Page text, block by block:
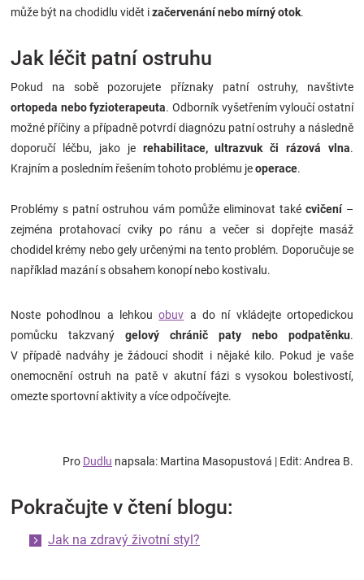
může být na chodidlu vidět izačervenání nebo mírný otok.
Jak léčit patní ostruhu
Pokud na sobě pozorujete příznaky patní ostruhy, navštivte
ortopeda nebo fyzioterapeuta. Odborník vyšetřením vyloučí ostatní
možné příčiny a případně potvrdí diagnózu patní ostruhy a následně
doporučí léčbu, jako jerehabilitace, ultrazvuk či rázová vlna.
Krajním a posledním řešením tohoto problému jeoperace.
Problémy s patní ostruhou vám pomůže eliminovat také cvičení–
zejména protahovací cviky po ránu a večer si dopřejte masáž
chodidel krémy nebo gely určenými na tento problém. Doporučuje se
například mazání s obsahem konopí nebo kostivalu.
Noste pohodlnou a lehkouobuv a do ní vkládejte ortopedickou
pomůcku takzvaný gelový chránič paty nebo podpatěnku.
V případě nadváhy je žádoucí shodit i nějaké kilo. Pokud je vaše
onemocnění ostruh na patě v akutní fázi s vysokou bolestivostí,
omezte sportovní aktivity a více odpočívejte.
Pro Dudlu napsala: Martina Masopustová | Edit: Andrea B.
Pokračujte v čtení blogu:
Jak na zdravý životní styl?